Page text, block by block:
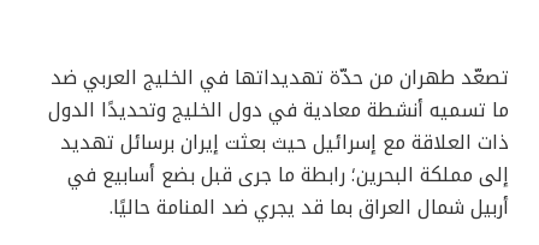
تصعّد طهران من حدّة تهديداتها في الخليج العربي ضد
ما تسميه أنشطة معادية في دول الخليج وتحديدًا الدول
ذات العلاقة مع إسرائيل حيث بعثت إيران برسائل تهديد
إلى مملكة البحرين؛ رابطة ما جرى قبل بضع أسابيع في
أربيل شمال العراق بما قد يجري ضد المنامة حاليًا.